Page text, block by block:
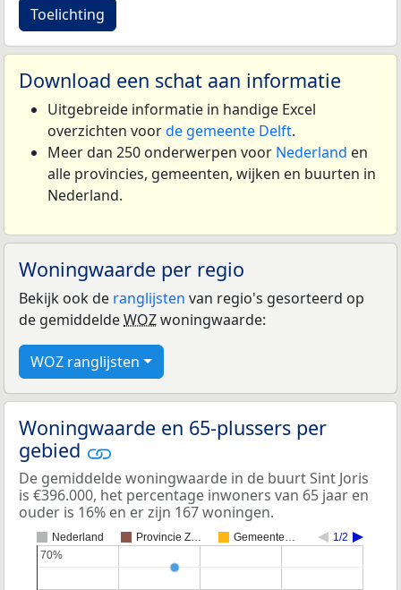
Toelichting
Download een schat aan informatie
Uitgebreide informatie in handige Excel
overzichten voorde gemeente Delft.
Meer dan 250 onderwerpen voor Nederland en
alle provincies, gemeenten, wijken en buurten in
Nederland.
Woningwaarde per regio
Bekijk ook de ranglijsten van regio's gesorteerd op
de gemiddeldeWOZwoningwaarde:
WOZ ranglijsten
Woningwaarde en 65-plussers per
gebied
De gemiddelde woningwaarde in de buurt Sint Joris
is €396.000, het percentage inwoners van 65 jaar en
ouder is 16% en er zijn 167 woningen.
Nederland Provincie Z… Gemeente… 1/2
70%
70%